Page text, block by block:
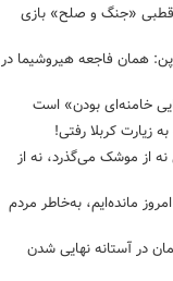
«جنگ و صلح‌» بازی
همان فاجعه هیروشیما در
خامنه‌ای بودن» است
زیارت کربلا رفتی!
از موشک می‌گذرد، نه از
مانده‌ایم، به‌خاطر مردم
در آستانه نهایی شدن